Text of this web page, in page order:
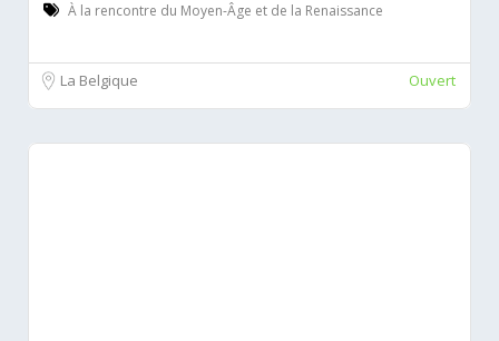
À la rencontre du Moyen-Âge et de la Renaissance
La Belgique Ouvert